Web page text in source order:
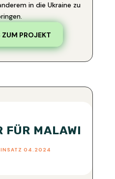
in die Ukraine zu
ZUM PROJEKT
FÜR MALAWI
04.2024